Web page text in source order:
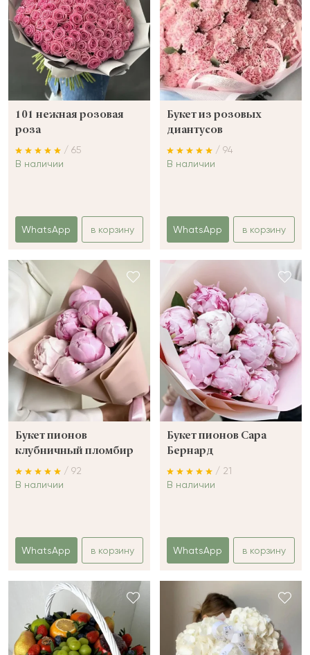
101 нежная розовая
роза
/ 65
В наличии
WhatsApp в корзину
Букет из розовых
диантусов
/ 94
В наличии
WhatsApp в корзину
Букет пионов
клубничный пломбир
/ 92
В наличии
WhatsApp в корзину
Букет пионов Сара
Бернард
/ 21
В наличии
WhatsApp в корзину